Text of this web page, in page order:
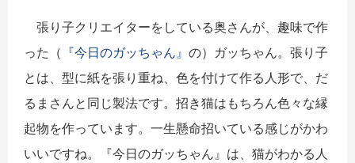
張り子クリエイターをしている奥さんが、趣味で作
った（ 『今日のガッちゃん』 の）ガッちゃん。張り子
とは、型に紙を張り重ね、色を付けて作る人形で、だ
るまさんと同じ製法です。招き猫はもちろん色々な縁
起物を作っています。一生懸命招いている感じがかわ
いいですね。『今日のガッちゃん』は、猫がわかる人